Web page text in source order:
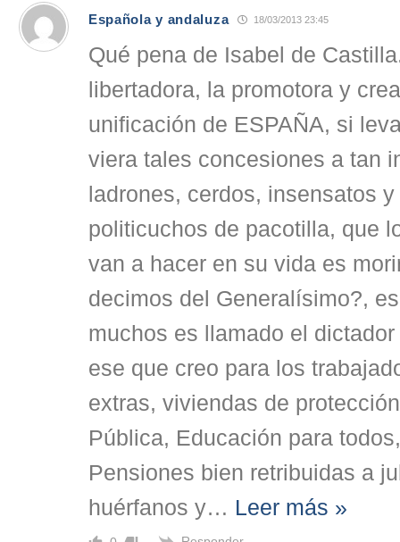
Española y andaluza 18/03/2013 23:45
Qué pena de Isabel de
libertadora, la promotora y
unificación de ESPAÑA, si
viera tales concesiones a tan
ladrones, cerdos, insensatos
politicuchos de pacotilla, que
van a hacer en su vida es
decimos del Generalísimo?,
muchos es llamado el
ese que creo para los
extras, viviendas de
Pública, Educación para
Pensiones bien retribuidas a
huérfanos y… Leer más »